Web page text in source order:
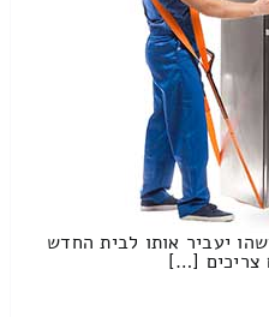
יעביר אותו לבית החדש
צריכים […]